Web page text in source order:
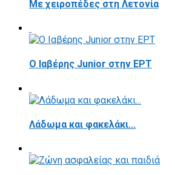
Με χειροπέδες στη Λετονία
Ο Ιαβέρης Junior στην ΕΡΤ
Λάδωμα και φακελάκι...